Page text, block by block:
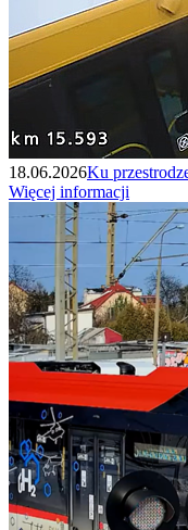
18.06.2026Ku
Więcej informacji